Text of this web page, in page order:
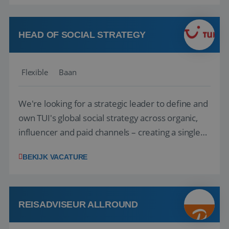
deze onderdelen zijn nu samen gevoegd...
HEAD OF SOCIAL STRATEGY
Flexible Baan
We're looking for a strategic leader to define and
own TUI's global social strategy across organic,
influencer and paid channels – creating a single
locally. The role will be published until 18 August
Attractive remuneration, discre...
BEKIJK VACATURE
REISADVISEUR ALLROUND